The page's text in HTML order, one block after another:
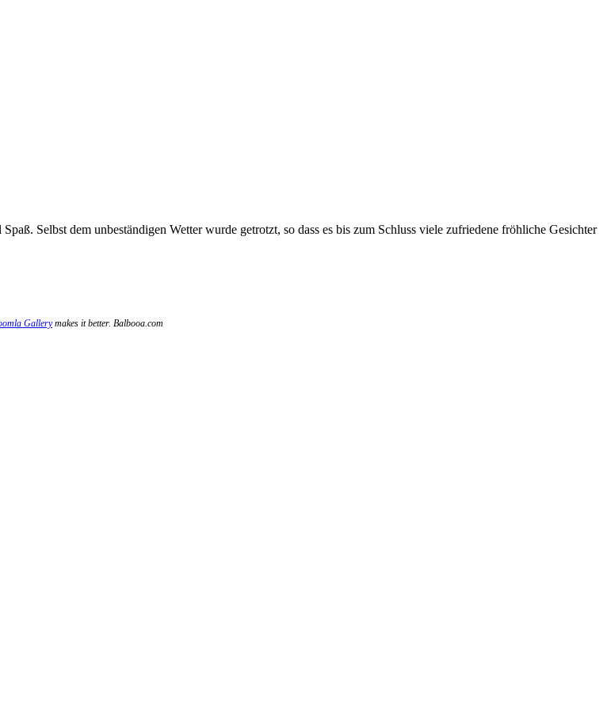
Selbst dem unbeständigen Wetter wurde getrotzt, so dass es bis zum Schluss viele zufriedene fröhliche Gesichter
Gallerymakes it better. Balbooa.com